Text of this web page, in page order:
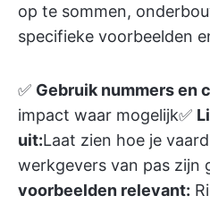
op te sommen,
specifieke voorbeelden
✅ Gebruik nummers en
impact waar mogelijk✅
uit:Laat zien hoe je
werkgevers van pas zijn
voorbeelden relevant: